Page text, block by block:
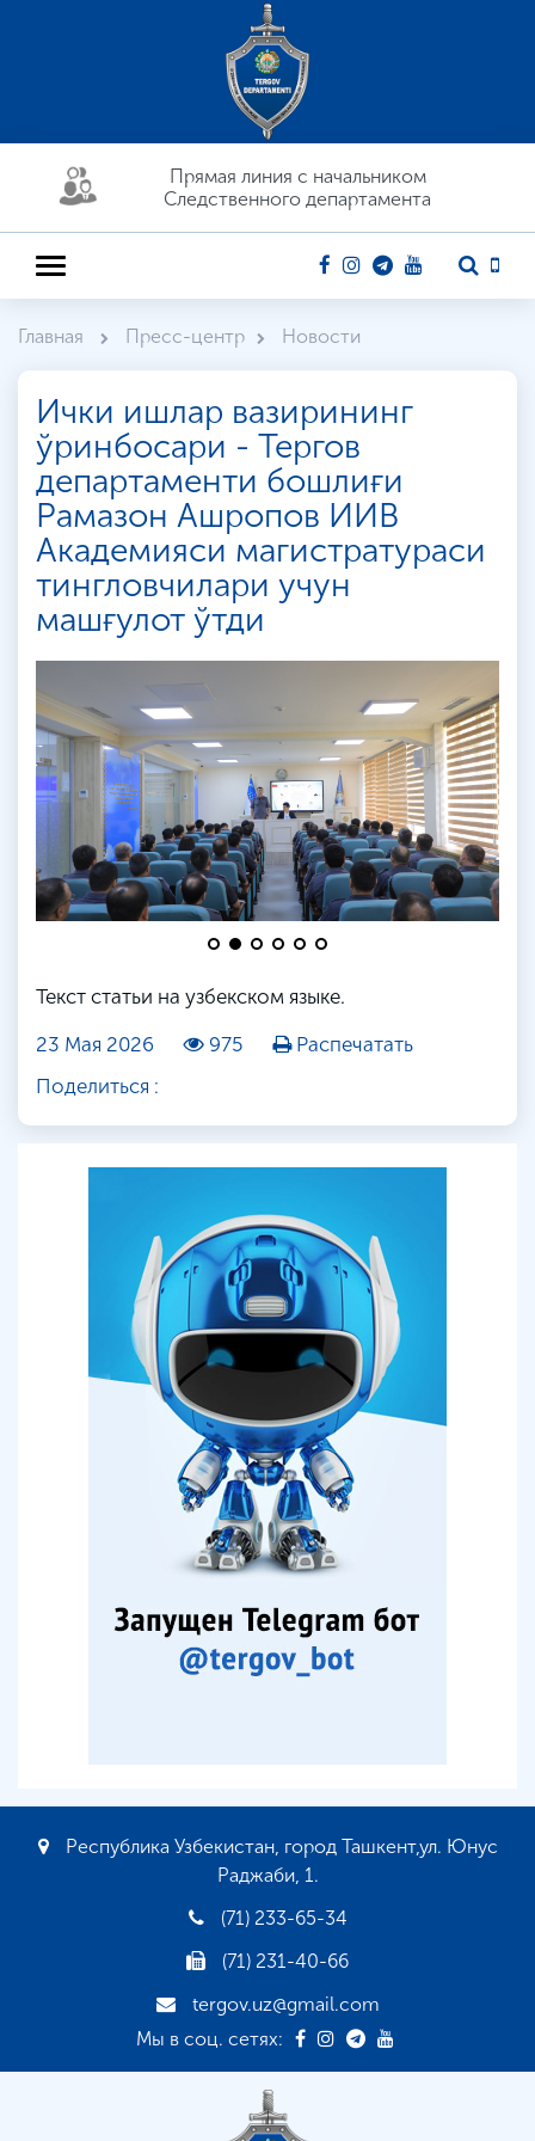
Прямая линия c начальником
Следственного департамента
Главная Пресс-центр Новости
Ички ишлар вазирининг
ўринбосари - Тергов
департаменти бошлиғи
Рамазон Ашропов ИИВ
Академияси магистратураси
тингловчилари учун
машғулот ўтди
Текст статьи на узбекском языке.
23 Мая 2026
975
Распечатать
Поделиться :
Республика Узбекистан, город Ташкент,ул. Юнус
Раджаби, 1.
(71) 233-65-34
(71) 231-40-66
tergov.uz@gmail.com
Мы в соц. сетях: